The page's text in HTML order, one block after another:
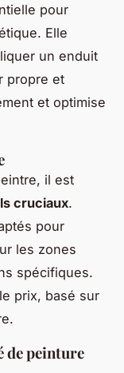
pour
Elle
un enduit
propre et
et optimise
il est
cruciaux.
pour
les zones
spécifiques.
prix, basé sur
de peinture